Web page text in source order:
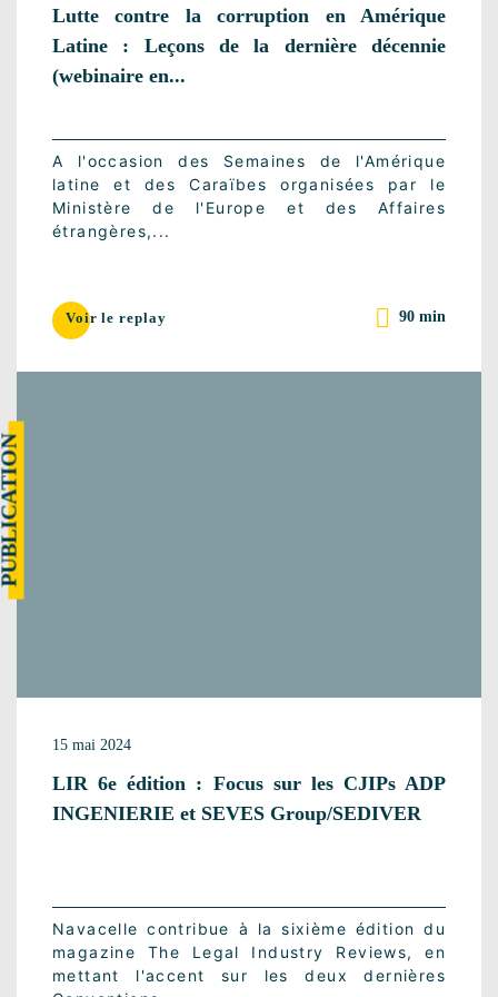
Lutte contre la corruption en Amérique
Latine : Leçons de la dernière décennie
(webinaire en...
A l'occasion des Semaines de l'Amérique
latine et des Caraïbes organisées par le
Ministère de l'Europe et des Affaires
étrangères,...
Voir le replay 90 min
15 mai 2024
LIR 6e édition : Focus sur les CJIPs ADP
INGENIERIE et SEVES Group/SEDIVER
Navacelle contribue à la sixième édition du
magazine The Legal Industry Reviews, en
mettant l'accent sur les deux dernières